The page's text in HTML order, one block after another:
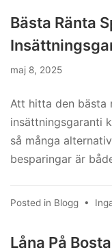
Bästa Ränta
maj 8, 2025
Att hitta den bästa
insättningsgaranti
så många
besparingar är
Posted in Blogg •
Låna På